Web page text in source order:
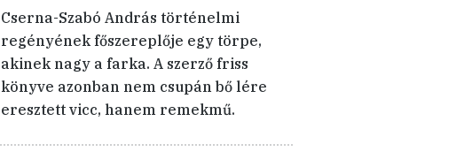
Cserna-Szabó András történelmi
regényének főszereplője egy törpe,
akinek nagy a farka. A szerző friss
könyve azonban nem csupán bő lére
eresztett vicc, hanem remekmű.